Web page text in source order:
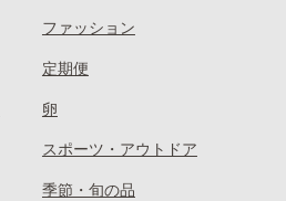
ファッション
定期便
卵
スポーツ・アウトドア
季節・旬の品